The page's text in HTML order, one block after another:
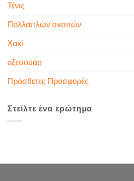
Τένις
Πολλαπλών σκοπών
Χακί
αξεσουάρ
Πρόσθετες Προσφορές
Στείλτε ένα ερώτημα